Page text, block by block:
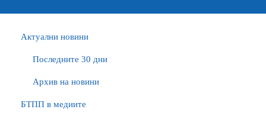
Актуални новини
Последните 30 дни
Архив на новини
БTПП в медиите